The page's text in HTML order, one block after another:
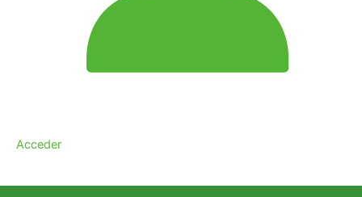
Acceder